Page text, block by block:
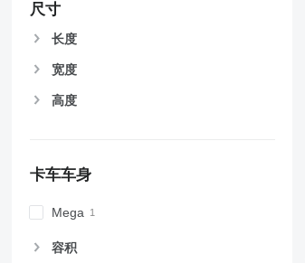
尺寸
长度
宽度
高度
卡车车身
Mega
容积